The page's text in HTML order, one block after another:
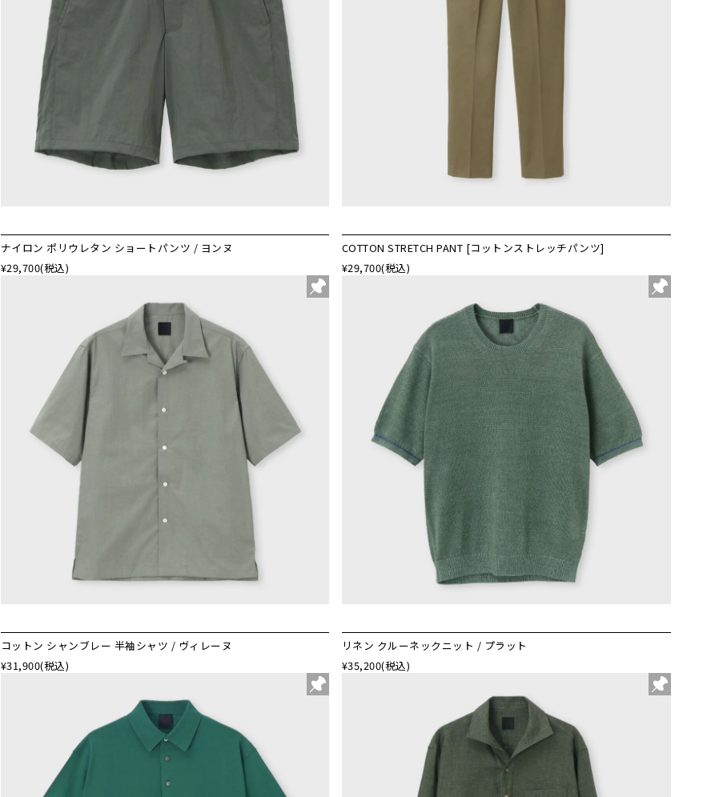
ナイロン ポリウレタン ショートパンツ / ヨンヌ
¥29,700(税込)
COTTON STRETCH PANT [コットンストレッチパンツ]
¥29,700(税込)
コットン シャンブレー 半袖シャツ / ヴィレーヌ
¥31,900(税込)
リネン クルーネックニット / プラット
¥35,200(税込)